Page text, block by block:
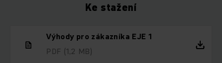
Ke stažení
Výhody pro zákazníka EJE 1
PDF (1,2 MB)